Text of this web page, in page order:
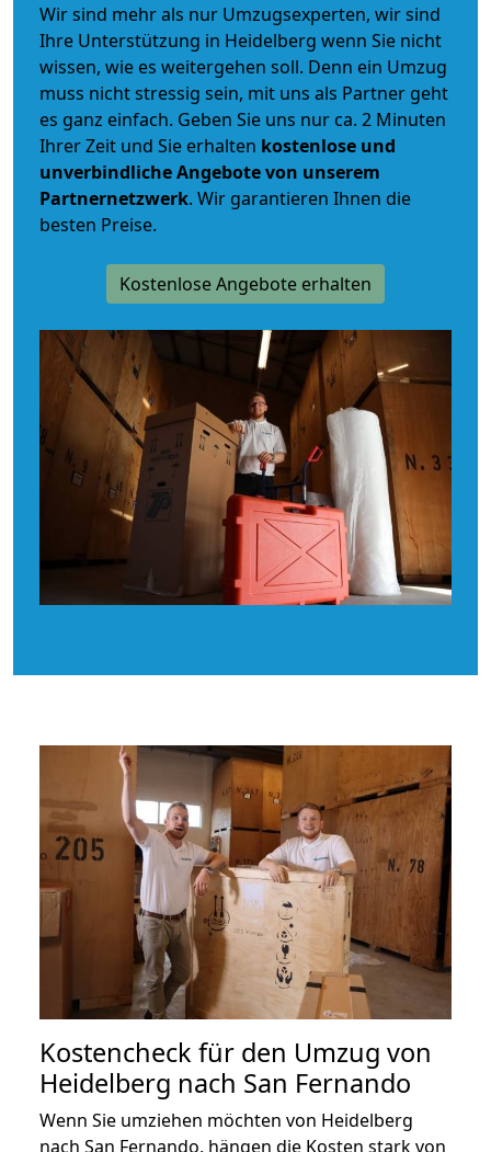
Wir sind mehr als nur Umzugsexperten, wir sind
Ihre Unterstützung in Heidelberg wenn Sie nicht
wissen, wie es weitergehen soll. Denn ein Umzug
muss nicht stressig sein, mit uns als Partner geht
es ganz einfach. Geben Sie uns nur ca. 2 Minuten
Ihrer Zeit und Sie erhalten kostenlose und
unverbindlicheAngebote von unserem
Partnernetzwerk. Wir garantieren Ihnen die
besten Preise.
Kostenlose Angebote erhalten
Kostencheck für den Umzug von
Heidelberg nach San Fernando
Wenn Sie umziehen möchten von Heidelberg
nach San Fernando, hängen die Kosten stark von